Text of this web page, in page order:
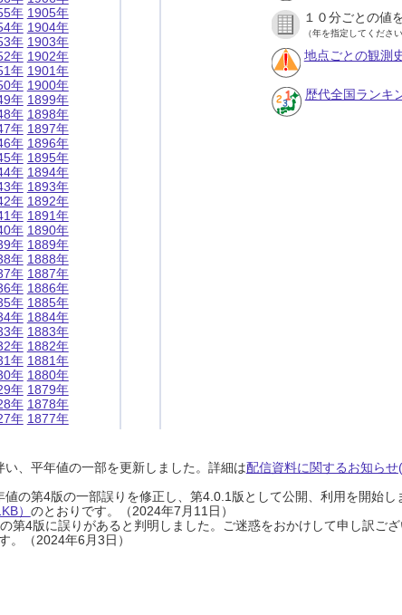
年
年
年
年
年
年
年
年
年
年
年
年
年
年
年
年
年
年
年
年
年
年
年
年
年
年
年
年
年
1905年
1904年
1903年
1902年
1901年
1900年
1899年
1898年
1897年
1896年
1895年
1894年
1893年
1892年
1891年
1890年
1889年
1888年
1887年
1886年
1885年
1884年
1883年
1882年
1881年
1880年
1879年
1878年
1877年
１０分ごとの値
（年を指定してください
地点ごとの観測
歴代全国ランキ
、平年値の一部を更新しました。詳細は配信資料に関するお知らせ
の第4版の一部誤りを修正し、第4.0.1版として公開、利用を開始
） のとおりです。（2024年7月11日）
第4版に誤りがあると判明しました。ご迷惑をおかけして申し訳ご
。（2024年6月3日）